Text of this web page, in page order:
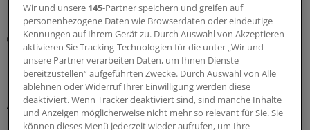
Vertragsanpassung
Hausarztzentrierte Versorgung in Bayern: BKK
und Hausärzteverband nehmen Honorar für
PCM-Einsatz auf
Auch in den HZV-Verträgen mit dem bayerischen BKK-
Landesverband gibt es jetzt ein Honorar für den Einsatz
Wir und unsere 145-Partner speichern und greifen auf
personenbezogene Daten wie Browserdaten oder eindeutige
Kennungen auf Ihrem Gerät zu. Durch Auswahl von Akzeptieren
aktivieren Sie Tracking-Technologien für die unter „Wir und
unsere Partner verarbeiten Daten, um Ihnen Dienste
bereitzustellen“ aufgeführten Zwecke. Durch Auswahl von Alle
ablehnen oder Widerruf Ihrer Einwilligung werden diese
deaktiviert. Wenn Tracker deaktiviert sind, sind manche Inhalte
und Anzeigen möglicherweise nicht mehr so relevant für Sie. Sie
können dieses Menü jederzeit wieder aufrufen, um Ihre